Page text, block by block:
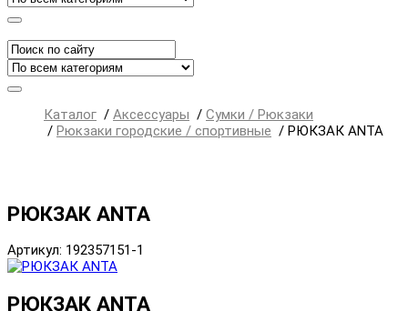
Каталог / Аксессуары / Сумки / Рюкзаки
/ Рюкзаки городские / спортивные / РЮКЗАК ANTA
РЮКЗАК ANTA
Артикул: 192357151-1
РЮКЗАК ANTA